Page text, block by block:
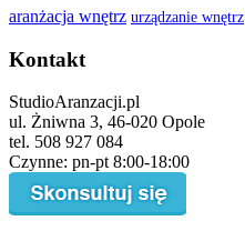
aranżacja wnętrz urządzanie wnętrz
Kontakt
StudioAranzacji.pl
ul. Żniwna 3, 46-020 Opole
tel. 508 927 084
Czynne: pn-pt 8:00-18:00